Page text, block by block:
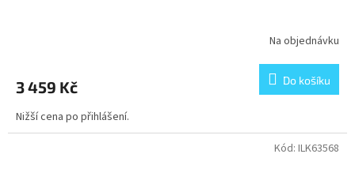
Na objednávku
3 459 Kč Do košíku
Nižší cena po přihlášení.
Kód: ILK63568